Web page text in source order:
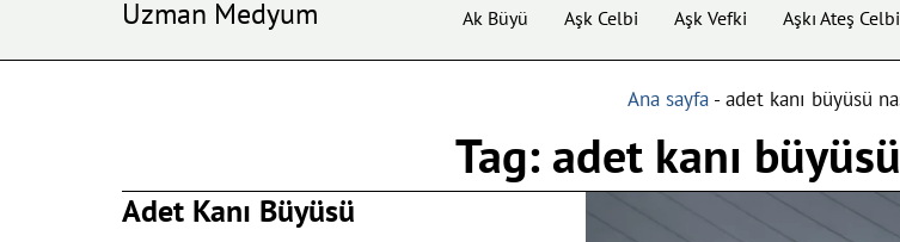
Uzman Medyum Ak Büyü Aşk Celbi Aşk Vefki Aşkı Ateş Celbi
Ana sayfa-adet kanı büyüsü
Tag: adet kanı
Adet Kanı Büyüsü